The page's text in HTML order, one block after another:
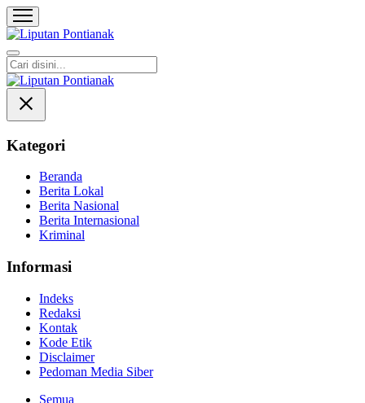
Liputan Pontianak
Berita Terkini dan TerUpdate
Kategori
Beranda
Berita Lokal
Berita Nasional
Berita Internasional
Kriminal
Informasi
Indeks
Redaksi
Kontak
Kode Etik
Disclaimer
Pedoman Media Siber
Semua